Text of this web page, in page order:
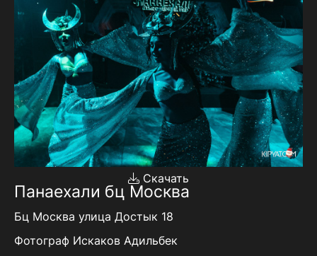
Скачать
Панаехали бц Москва
Бц Москва улица Достык 18
Фотограф Искаков Адильбек